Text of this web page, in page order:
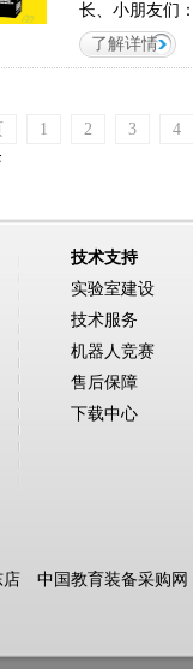
长、小朋友们
了解详情
1 2 3 4
技术支持
实验室建设
技术服务
机器人竞赛
售后保障
下载中心
店 中国教育装备采购网